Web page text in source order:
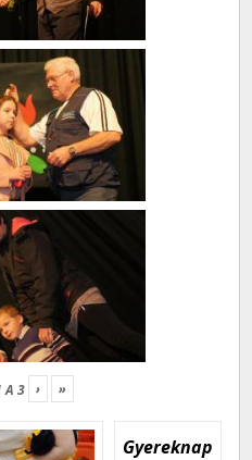
A 3 › »
Gyereknap